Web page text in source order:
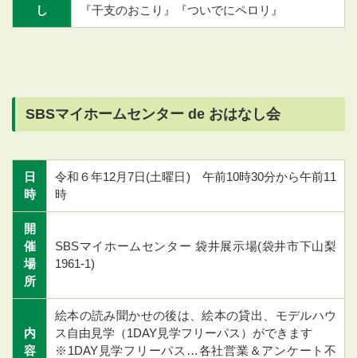
し
『干支のおこり』『ついでにペロリ』
SBSマイホームセンター de おはなし会
日
時
令和６年12月7日(土曜日) 午前10時30分から午前11
時
開
催
場
所
SBSマイホームセンター 袋井展示場(袋井市下山梨
1961-1)
内
容
絵本の読み聞かせの後は、絵本の貸出、モデルハウ
ス自由見学（1DAY見学フリーパス）ができます
※1DAY見学フリーパス…各社営業＆アンケート不